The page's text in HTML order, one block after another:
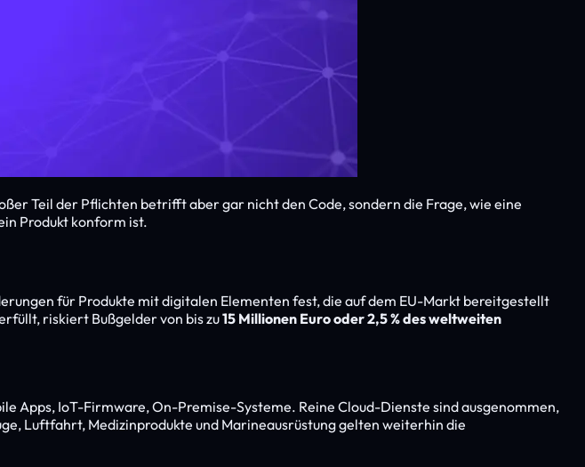
Teil der Pflichten betrifft aber gar nicht den Code, sondern die Frage, wie eine
Produkt konform ist.
für Produkte mit digitalen Elementen fest, die auf dem EU-Markt bereitgestellt
riskiert Bußgelder von bis zu15 Millionen Euro oder 2,5 % des weltweiten
Apps, IoT-Firmware, On-Premise-Systeme. Reine Cloud-Dienste sind ausgenommen,
Luftfahrt, Medizinprodukte und Marineausrüstung gelten weiterhin die